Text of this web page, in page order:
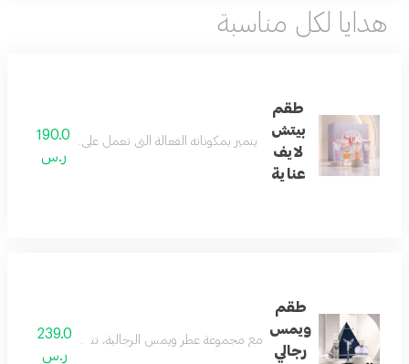
هدايا لكل مناسبة
طقم
بيتش
لايف
عناية
يتميز بمكوناته الفعالة التي تعمل على ترطيب الجسم
190.0
ر.س
طقم
ويمس
رجالي
مع مجموعة عطر ويمس الرجالية، تتحدث الأناقة
239.0
ر.س